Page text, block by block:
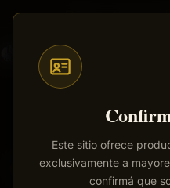
Este sitio ofrece
exclusivamente a
confirmá que
Saltar
contenido
principal
Envíos a todo el país·
Tenemos